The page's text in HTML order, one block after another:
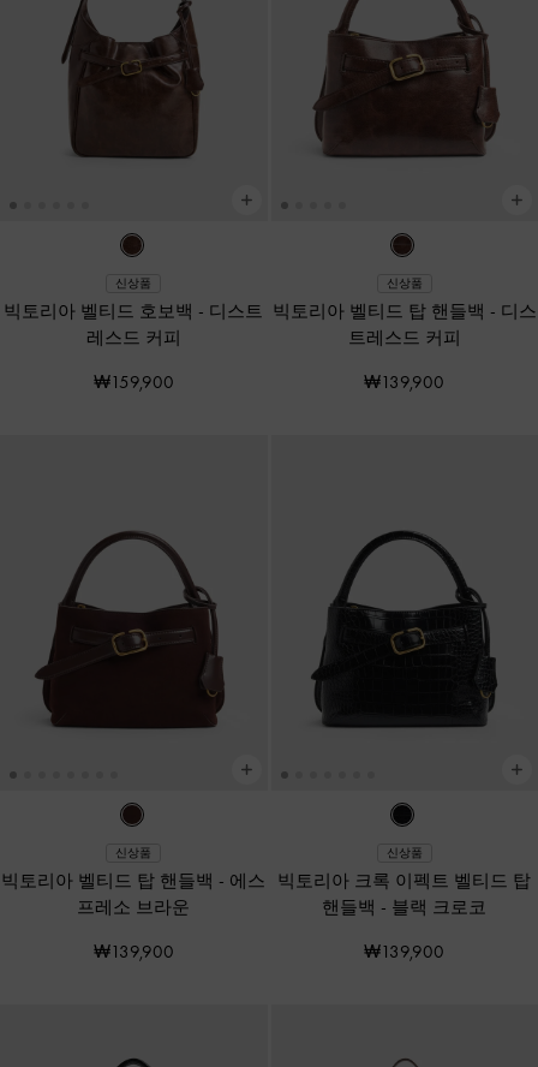
신상품
빅토리아 벨티드 호보백 - 디스트
레스드 커피
₩159,900
신상품
빅토리아 벨티드 탑 핸들백 - 디스
트레스드 커피
₩139,900
신상품
빅토리아 벨티드 탑 핸들백 - 에스
프레소 브라운
₩139,900
신상품
빅토리아 크록 이펙트 벨티드 탑
핸들백 - 블랙 크로코
₩139,900